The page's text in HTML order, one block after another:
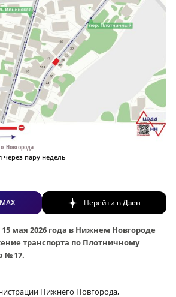
Новгорода
через пару недель
MAX Перейти вДзен
15 мая 2026 года в Нижнем Новгороде
транспорта по Плотничному
№ 17.
Нижнего Новгорода,